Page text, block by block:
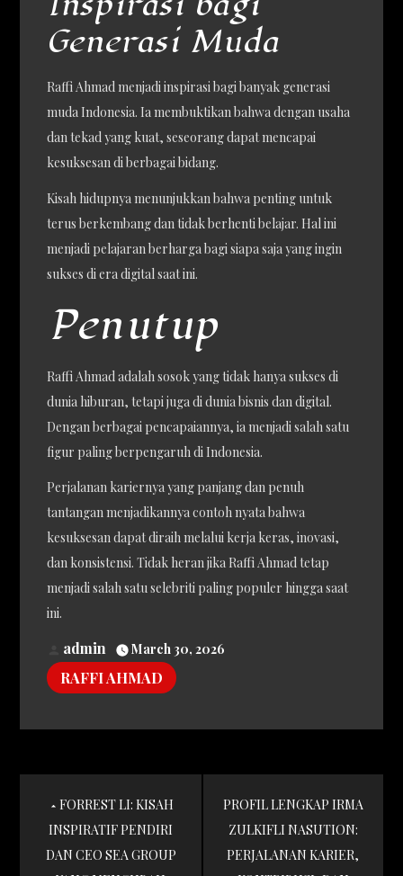
Generasi Muda
Raffi Ahmad menjadi inspirasi bagi banyak generasi
muda Indonesia. Ia membuktikan bahwa dengan usaha
dan tekad yang kuat, seseorang dapat mencapai
kesuksesan di berbagai bidang.
Kisah hidupnya menunjukkan bahwa penting untuk
terus berkembang dan tidak berhenti belajar. Hal ini
menjadi pelajaran berharga bagi siapa saja yang ingin
sukses di era digital saat ini.
Penutup
Raffi Ahmad adalah sosok yang tidak hanya sukses di
dunia hiburan, tetapi juga di dunia bisnis dan digital.
Dengan berbagai pencapaiannya, ia menjadi salah satu
figur paling berpengaruh di Indonesia.
Perjalanan kariernya yang panjang dan penuh
tantangan menjadikannya contoh nyata bahwa
kesuksesan dapat diraih melalui kerja keras, inovasi,
dan konsistensi. Tidak heran jika Raffi Ahmad tetap
menjadi salah satu selebriti paling populer hingga saat
ini.
admin March 30, 2026
RAFFI AHMAD
Post
navigation
FORREST LI: KISAH
INSPIRATIF PENDIRI
DAN CEO SEA GROUP
PROFIL LENGKAP IRMA
ZULKIFLI NASUTION:
PERJALANAN KARIER,